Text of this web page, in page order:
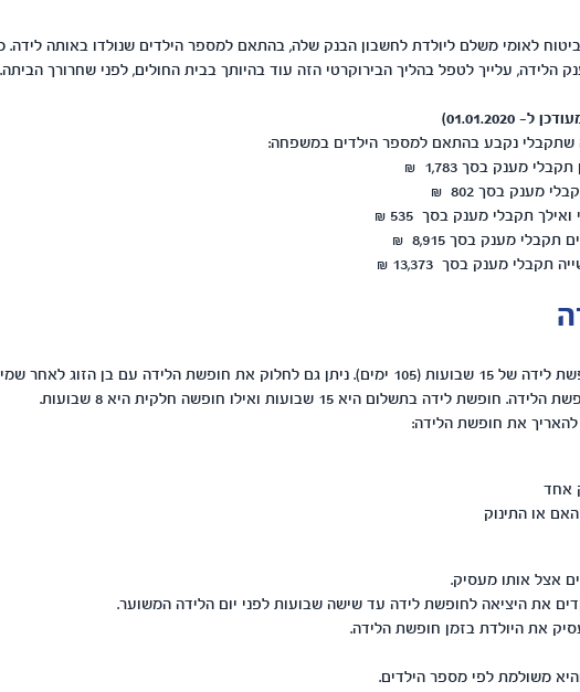
לאומי משלם ליולדת לחשבון הבנק שלה, בהתאם למספר הילדים שנולדו באותה לידה.
הלידה, עלייך לטפל בהליך הבירוקרטי הזה עוד בהיותך בבית החולים, לפני שחרורך הביתה.
01.01.2020)
נקבע בהתאם למספר הילדים במשפחה:
מענק בסך 1,783 ₪
מענק בסך 802 ₪
תקבלי מענק בסך 535 ₪
מענק בסך 8,915 ₪
מענק בסך 13,373 ₪
כל עובדת זכאית לחופשת לידה של 15 שבועות (105 ימים). ניתן גם לחלוק את חופשת הלידה עם בן הזוג לאחר
להאריך את חופשת הלידה:
אחד
או התינוק
אצל אותו מעסיק.
את היציאה לחופשת לידה עד שישה שבועות לפני יום הלידה המשוער.
את היולדת בזמן חופשת הלידה.
משולמת לפי מספר הילדים.